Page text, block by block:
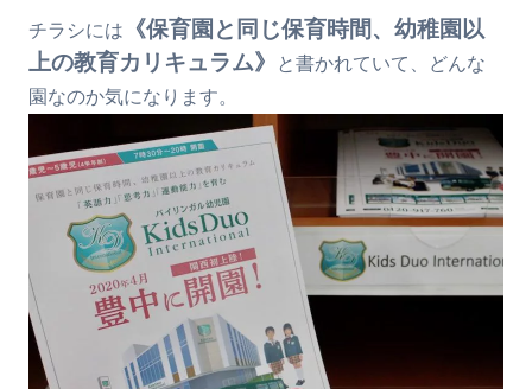
チラシには
《保育園と同じ保育時間、幼稚園以
上の教育カリキュラム》
と書かれていて、どんな
園なのか気になります。